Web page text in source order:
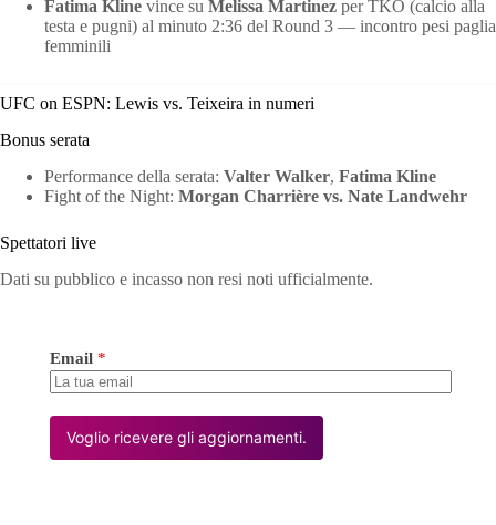
Fatima Kline vince su Melissa Martinez per TKO (calcio alla
testa e pugni) al minuto 2:36 del Round 3 — incontro pesi paglia
femminili
UFC on ESPN: Lewis vs. Teixeira in numeri
Bonus serata
Performance della serata: Valter Walker, Fatima Kline
Fight of the Night: Morgan Charrière vs. Nate Landwehr
Spettatori live
Dati su pubblico e incasso non resi noti ufficialmente.
Email *
Voglio ricevere gli aggiornamenti.